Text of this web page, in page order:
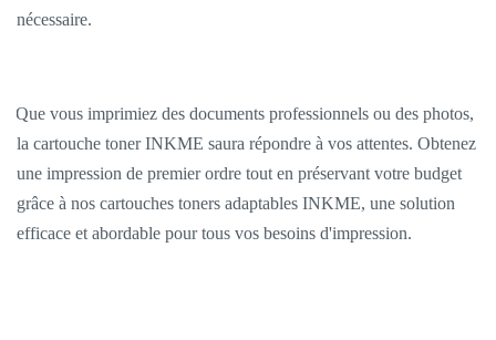
nécessaire.
Que vous imprimiez des documents professionnels ou des photos,
la cartouche toner INKME saura répondre à vos attentes. Obtenez
une impression de premier ordre tout en préservant votre budget
grâce à nos cartouches toners adaptables INKME, une solution
efficace et abordable pour tous vos besoins d'impression.